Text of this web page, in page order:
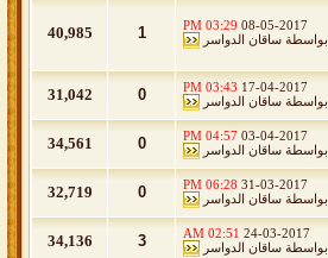
08-05-2017
03:29 PM
بواسطة ساقان الدواسر 1
40,985
17-04-2017
03:43 PM
بواسطة ساقان الدواسر 0
31,042
03-04-2017
04:57 PM
بواسطة ساقان الدواسر 0
34,561
31-03-2017
06:28 PM
بواسطة ساقان الدواسر 0
32,719
24-03-2017
02:51 AM
بواسطة ساقان الدواسر 3
34,136